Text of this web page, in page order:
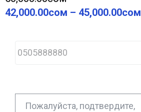
42,000.00сом – 45,000.00сом
h
o
*
Пожалуйста, подтвердите,